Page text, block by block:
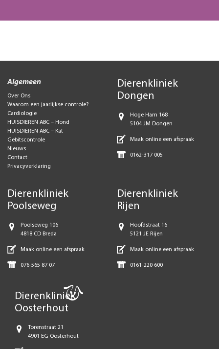
Algemeen
Over Ons
Waarom een jaarlijkse controle?
Cardiologie
HUISDIEREN ABC – Hond
HUISDIEREN ABC – Kat
Gebitscontrole
Nieuws
Contact
Privacyverklaring
Dierenkliniek
Dongen
Hoge Ham 168
5104 JM Dongen
Maak online een afspraak
0162-317 005
Dierenkliniek
Poolseweg
Poolseweg 106
4818 CD Breda
Maak online een afspraak
076-565 87 07
Dierenkliniek
Rijen
Hoofdstraat 16
5121 JE Rijen
Maak online een afspraak
0161-220 600
Dierenkliniek
Oosterhout
Torenstraat 21
4901 EG Oosterhout